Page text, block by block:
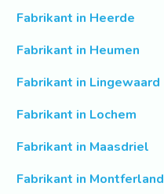
Fabrikant in Heerde
Fabrikant in Heumen
Fabrikant in Lingewaard
Fabrikant in Lochem
Fabrikant in Maasdriel
Fabrikant in Montferland